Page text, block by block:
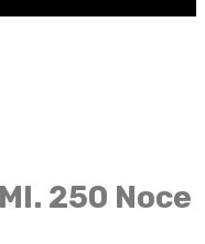
250 Noce